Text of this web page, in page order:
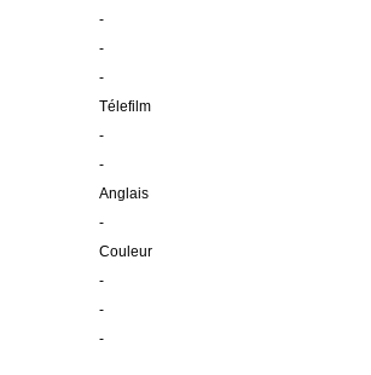
-
-
-
Télefilm
-
-
Anglais
-
Couleur
-
-
-